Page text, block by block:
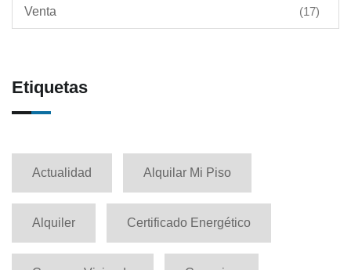
Venta (17)
Etiquetas
Actualidad Alquilar Mi Piso
Alquiler Certificado Energético